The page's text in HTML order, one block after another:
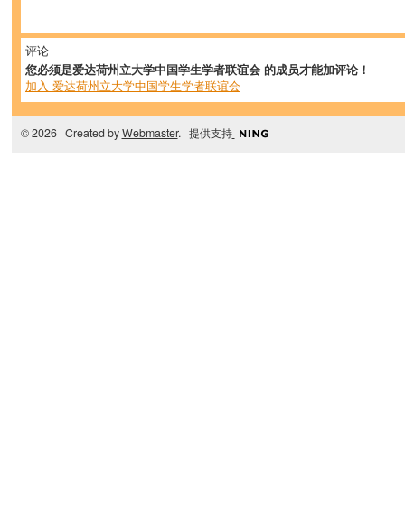
评论
您必须是爱达荷州立大学中国学生学者联谊会 的成员才能加评论！
加入 爱达荷州立大学中国学生学者联谊会
© 2026 Created byWebmaster. 提供支持